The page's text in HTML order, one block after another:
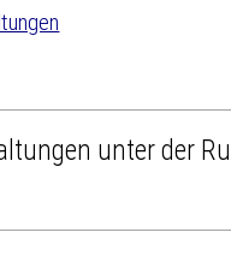
unter der